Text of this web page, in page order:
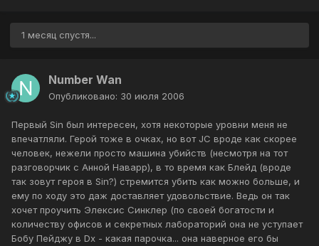
1 месяц спустя...
Number Wan
Опубликовано: 30 июля 2006
Первый Sin был интересен, хотя некоторые уровни меня не
впечатляли. Герой тоже в очках, но вот JC вроде как скорее
человек, нежели просто машина убийств (несмотря на тот
разговорчик с Анной Наварр), в то время как Блейд (вроде
так зовут героя в Sin?) стремится убить как можно больше, и
ему по ходу это даж доставляет удовольствие. Ведь он так
хочет проучить Элексис Синклер (по своей богатости и
количеству офисов и секретных лабораторий она не уступает
Бобу Пейджу в Dx - какая парочка... она наверное его бы